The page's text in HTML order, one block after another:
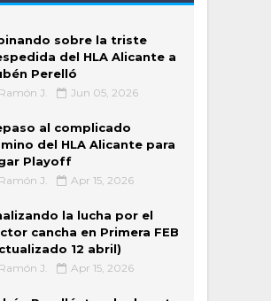
sobre la triste
del HLA Alicante a
Perelló
Ramón J. Jun 05, 2026
al complicado
del HLA Alicante para
Playoff
Ramón J. Apr 15, 2026
la lucha por el
cancha en Primera FEB
12 abril)
Ramón J. Apr 15, 2026